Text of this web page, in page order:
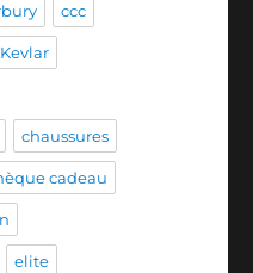
ccc
chaussures
cadeau
elite